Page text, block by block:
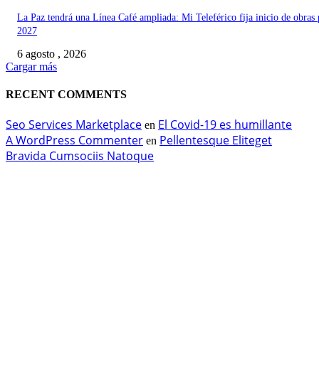
La Paz tendrá una Línea Café ampliada: Mi Teleférico fija inicio de obras
2027
6 agosto , 2026
Cargar más
RECENT COMMENTS
Seo Services Marketplace en El Covid-19 es humillante
A WordPress Commenter en Pellentesque Eliteget
Bravida Cumsociis Natoque